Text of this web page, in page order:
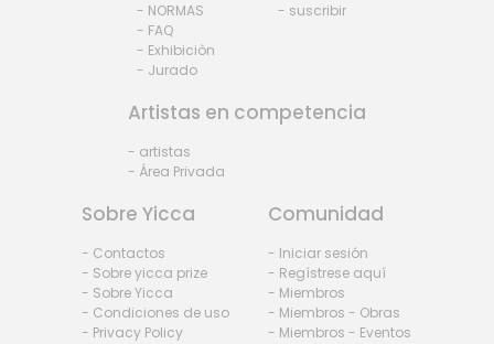
- NORMAS
- FAQ
- Exhibiciòn
- Jurado
- suscribir
Artistas en competencia
- artistas
- Área Privada
Sobre Yicca
- Contactos
- Sobre yicca prize
- Sobre Yicca
- Condiciones de uso
- Privacy Policy
Comunidad
- Iniciar sesión
- Regístrese aquí
- Miembros
- Miembros - Obras
- Miembros - Eventos